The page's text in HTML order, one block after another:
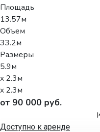
Площадь
13.57м
Объем
33.2м
Размеры
5.9м
x 2.3м
x 2.3м
от 90 000 руб.
Доступно к аренде